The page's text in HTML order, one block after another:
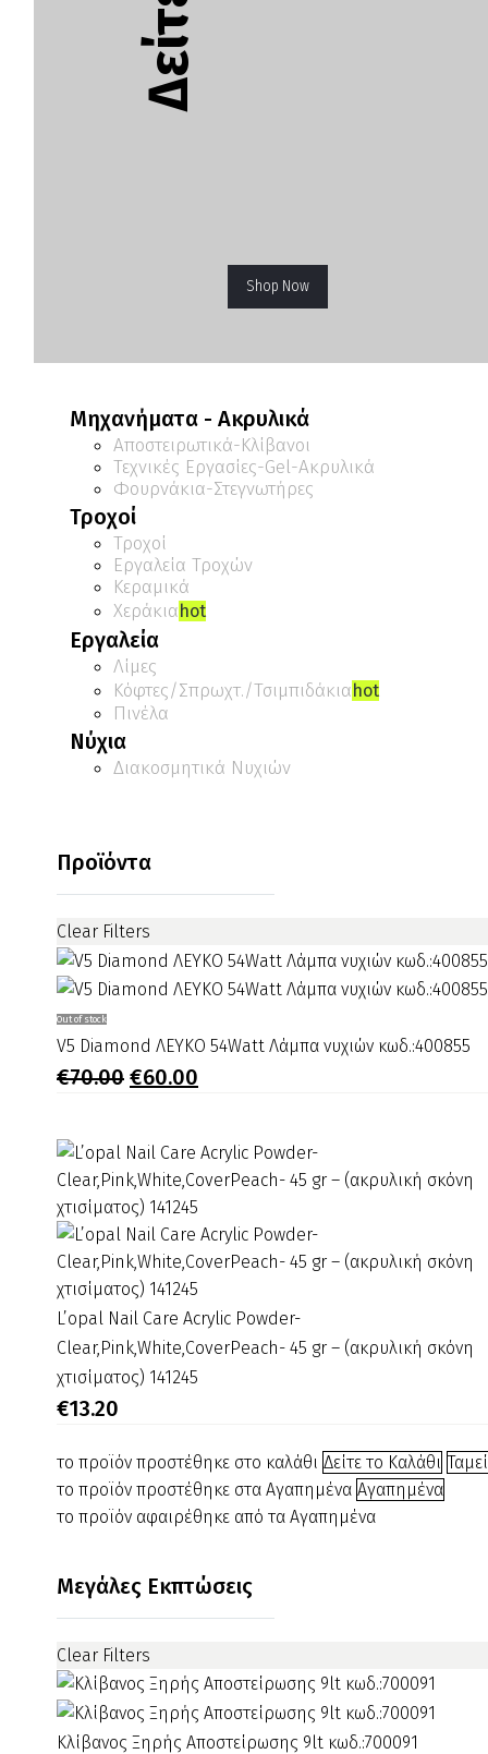
Shop Now
Μηχανήματα - Ακρυλικά
Αποστειρωτικά-Κλίβανοι
Τεχνικές Εργασίες-Gel-Ακρυλικά
Φουρνάκια-Στεγνωτήρες
Τροχοί
Τροχοί
Εργαλεία Τροχών
Κεραμικά
Χεράκια hot
Εργαλεία
Λίμες
Κόφτες/Σπρωχτ./Τσιμπιδάκια hot
Πινέλα
Νύχια
Διακοσμητικά Νυχιών
Προϊόντα
Clear Filters
V5
Diamond
ΛΕΥΚΟ
νυχιών
κωδ.:400855
Out of stock
V5 Diamond ΛΕΥΚΟ 54Watt Λάμπα νυχιών κωδ.:400855
€70.00 Original
€70.00.
€60.00
είναι:
€60.00.
L’opal
Nail
Care
Acrylic
Clear,Pink,White,CoverPeach-
σκόνη
χτισίματος)
141245
L’opal Nail Care Acrylic Powder-
Clear,Pink,White,CoverPeach- 45 gr – (ακρυλική σκόνη
χτισίματος) 141245
€13.20
το προϊόν προστέθηκε στο καλάθι Δείτε το Καλάθι
το προϊόν προστέθηκε στα Αγαπημένα Αγαπημένα
το προϊόν αφαιρέθηκε από τα Αγαπημένα
Μεγάλες Εκπτώσεις
Clear Filters
Κλίβανος
Κλίβανος Ξηρής Αποστείρωσης 9lt κωδ.:700091